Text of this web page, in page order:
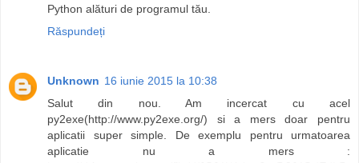
Python alături de programul tău.
Răspundeți
Unknown 16 iunie 2015 la 10:38
Salut din nou. Am incercat cu acel
py2exe(http://www.py2exe.org/) si a mers doar pentru
aplicatii super simple. De exemplu pentru urmatoarea
aplicatie nu a mers :